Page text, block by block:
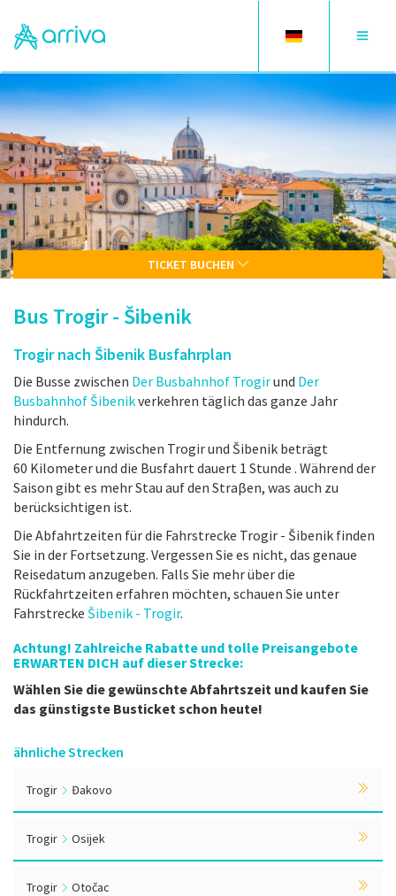
Toggle
Toggle
TICKET BUCHEN
Bus Trogir - Šibenik
Trogir nach Šibenik Busfahrplan
Die Busse zwischen Der Busbahnhof Trogirund Der
Busbahnhof Šibenikverkehren täglich das ganze Jahr
hindurch.
Die Entfernung zwischen Trogir und Šibenik beträgt
60 Kilometer und die Busfahrt dauert 1 Stunde . Während der
Saison gibt es mehr Stau auf den Straβen, was auch zu
berücksichtigen ist.
Die Abfahrtzeiten für die Fahrstrecke Trogir - Šibenik finden
Sie in der Fortsetzung. Vergessen Sie es nicht, das genaue
Reisedatum anzugeben. Falls Sie mehr über die
Rückfahrtzeiten erfahren möchten, schauen Sie unter
Fahrstrecke Šibenik - Trogir.
Achtung! Zahlreiche Rabatte und tolle Preisangebote
ERWARTEN DICH auf dieser Strecke:
Wählen Sie die gewünschte Abfahrtszeit und kaufen Sie
das günstigste Busticket schon heute!
ähnliche Strecken
Trogir Đakovo
Trogir Osijek
Trogir Otočac